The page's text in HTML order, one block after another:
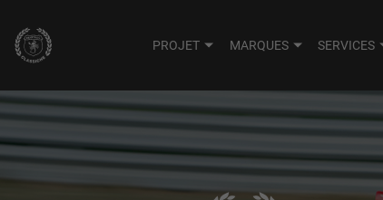
PROJET MARQUES SERVICES